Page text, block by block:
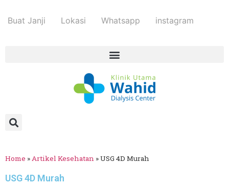
Buat Janji Lokasi Whatsapp instagram
Home »Artikel Kesehatan »USG 4D Murah
USG 4D Murah